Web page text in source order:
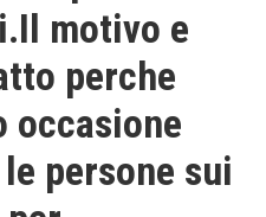
motivo e
perche
occasione
persone sui